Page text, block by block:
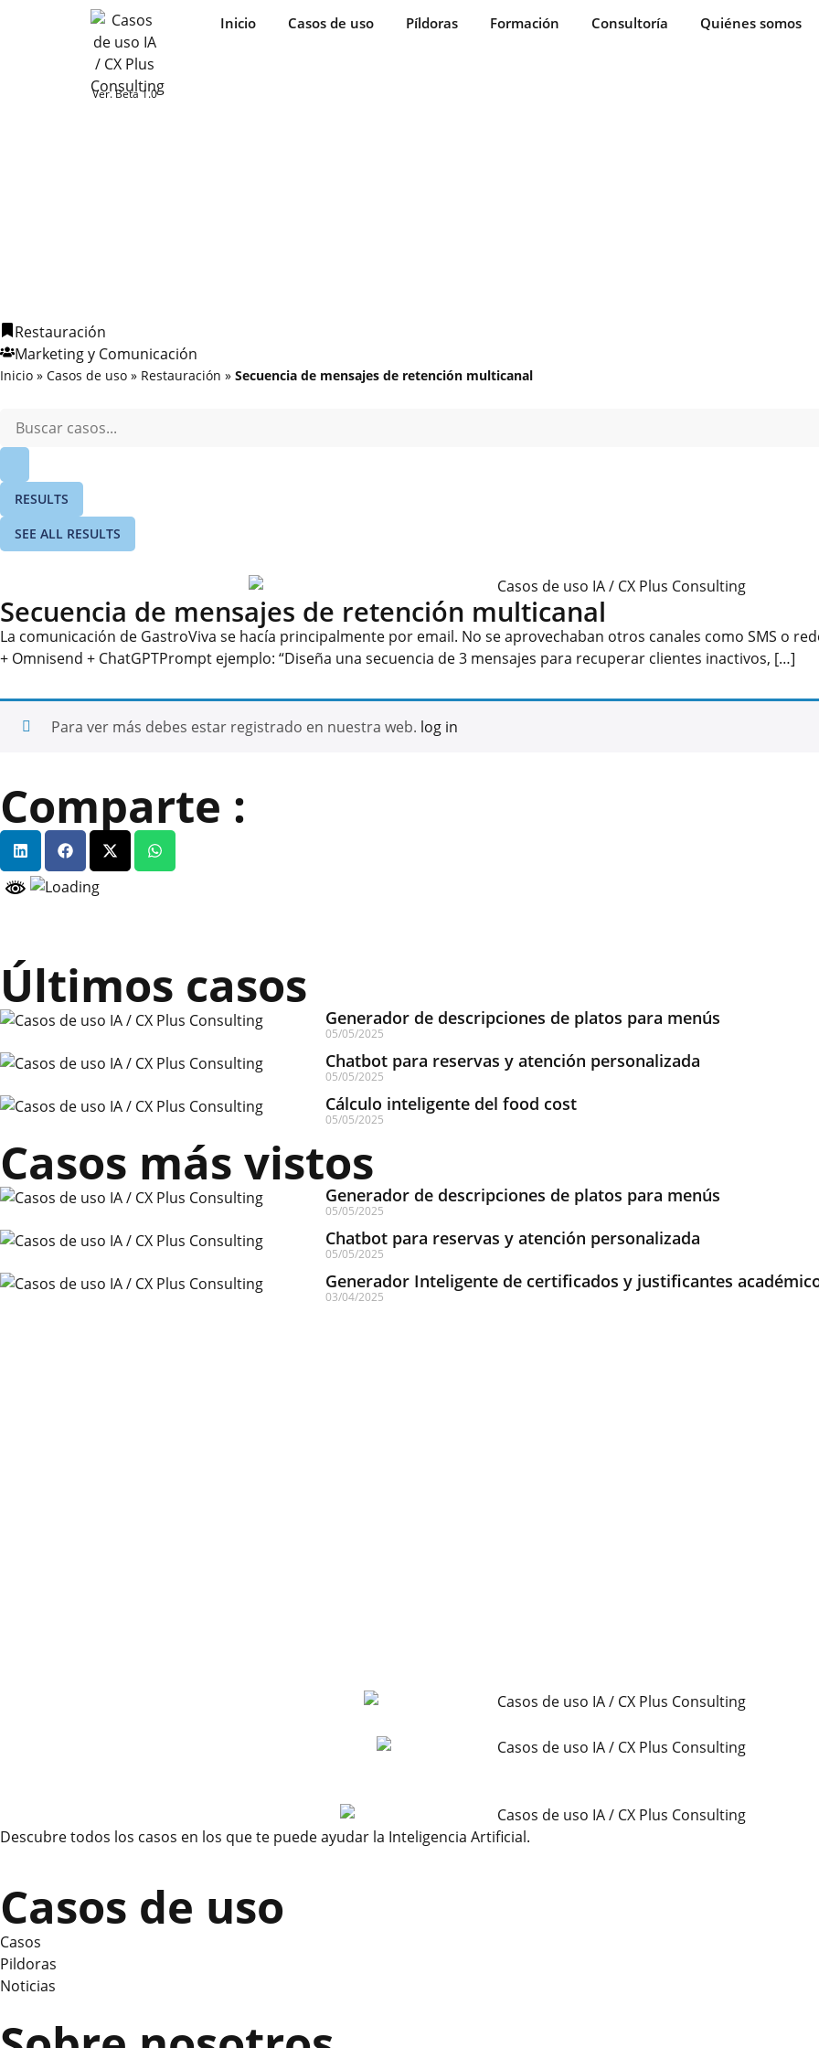
Ver. Beta 1.0
Inicio Casos de uso Píldoras Formación Consultoría Quiénes somos
Restauración
Marketing y Comunicación
Inicio » Casos de uso » Restauración » Secuencia de mensajes de retención multicanal
RESULTS
SEE ALL RESULTS
Secuencia de mensajes de retención multicanal
La comunicación de GastroViva se hacía principalmente por email. No se aprovechaban otros canales como SMS o
+ Omnisend + ChatGPTPrompt ejemplo: “Diseña una secuencia de 3 mensajes para recuperar clientes inactivos, […]
Para ver más debes estar registrado en nuestra web. log in
Comparte :
Últimos casos
Generador de descripciones de platos para menús
05/05/2025
Chatbot para reservas y atención personalizada
05/05/2025
Cálculo inteligente del food cost
05/05/2025
Casos más vistos
Generador de descripciones de platos para menús
05/05/2025
Chatbot para reservas y atención personalizada
05/05/2025
Generador Inteligente de certificados y justificantes
03/04/2025
Descubre todos los casos en los que te puede ayudar la Inteligencia Artificial.
Casos de uso
Casos
Pildoras
Noticias